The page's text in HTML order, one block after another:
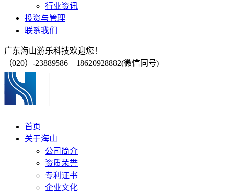
行业资讯
投资与管理
联系我们
广东海山游乐科技欢迎您！
（020）-23889586 18620928882(微信同号)
首页
关于海山
公司简介
资质荣誉
专利证书
企业文化